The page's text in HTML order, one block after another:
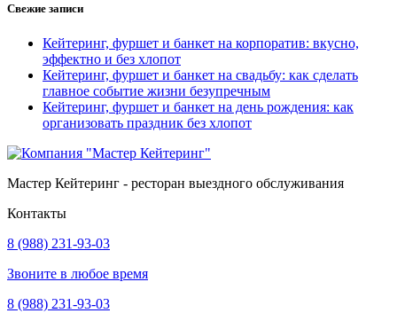
Свежие записи
Кейтеринг, фуршет и банкет на корпоратив: вкусно,
эффектно и без хлопот
Кейтеринг, фуршет и банкет на свадьбу: как сделать
главное событие жизни безупречным
Кейтеринг, фуршет и банкет на день рождения: как
организовать праздник без хлопот
Мастер Кейтеринг - ресторан выездного обслуживания
Контакты
8 (988) 231-93-03
Звоните в любое время
8 (988) 231-93-03